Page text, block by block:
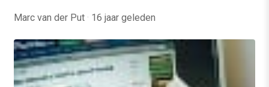
Marc van der Put · 16 jaar geleden